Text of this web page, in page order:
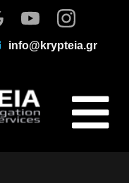
info@krypteia.gr